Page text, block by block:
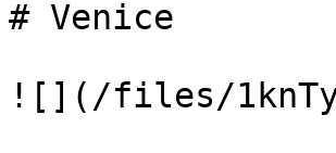
# Venice
![](/files/